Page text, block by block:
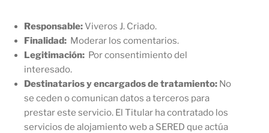
Responsable:Viveros J. Criado.
Finalidad: Moderar los comentarios.
Legitimación: Por consentimiento del
interesado.
Destinatarios y encargados de tratamiento: No
se ceden o comunican datos a terceros para
prestar este servicio. El Titular ha contratado los
servicios de alojamiento web a SERED que actúa